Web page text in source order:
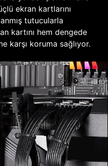
ekran kartlarını
tutucularla
kartını hem dengede
karşı koruma sağlıyor.